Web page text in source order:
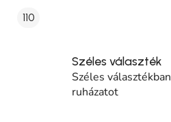
110
Széles választék
Széles
ruházatot